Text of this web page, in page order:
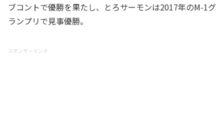
ブコントで優勝を果たし、とろサーモンは2017年のM-1グ
ランプリで見事優勝。
スポンサーリンク